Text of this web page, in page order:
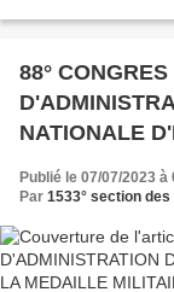
88°
NATIONALE
Publié le 07/07/2023 à
Par 1533° section